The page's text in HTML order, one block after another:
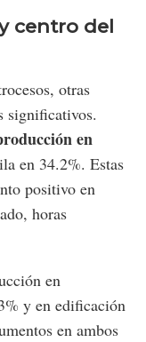
centro del
otras
significativos.
en
en 34.2%. Estas
positivo en
horas
en
y en edificación
en ambos